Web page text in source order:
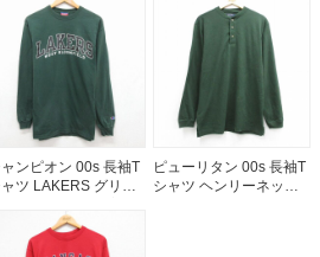
ンピオン 00s 長袖T
ツ LAKERS グリー
ピューリタン 00s 長袖T
シャツ ヘンリーネック